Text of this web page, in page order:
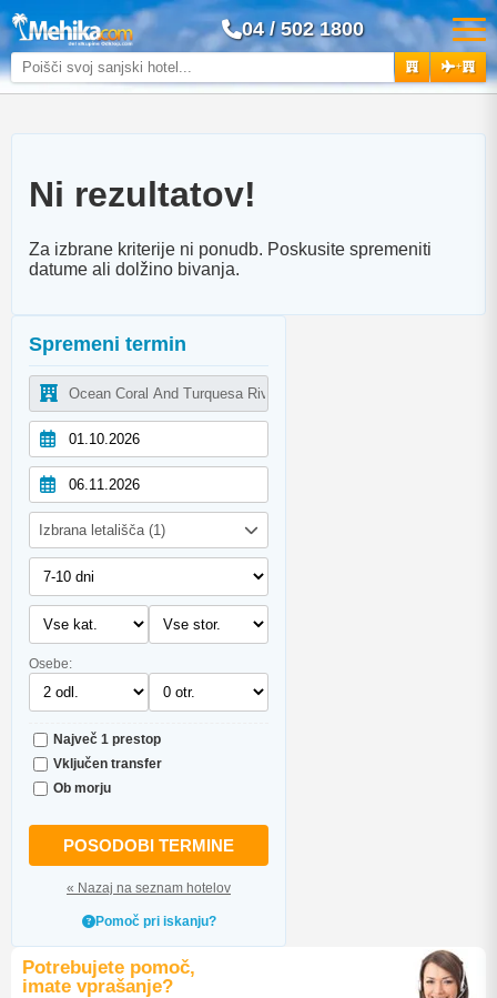
04 / 502 1800
+
Spremeni termin
Izbrana letališča (1)
Osebe:
Največ 1 prestop
Vključen transfer
Ob morju
POSODOBI TERMINE
« Nazaj na seznam hotelov
Pomoč pri iskanju?
Potrebujete pomoč,
imate vprašanje?
Ni rezultatov!
Za izbrane kriterije ni ponudb. Poskusite spremeniti
datume ali dolžino bivanja.